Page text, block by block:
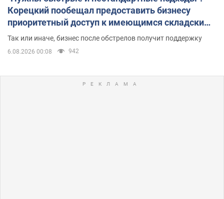
Корецкий пообещал предоставить бизнесу
приоритетный доступ к имеющимся складским
помещениям
Так или иначе, бизнес после обстрелов получит поддержку
6.08.2026 00:08 942